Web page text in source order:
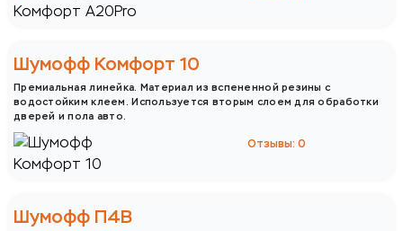
Шумофф Комфорт 10
Премиальная линейка. Материал из вспененной резины с
водостойким клеем. Используется вторым слоем для обработки
дверей и пола авто.
Отзывы: 0
Шумофф П4В